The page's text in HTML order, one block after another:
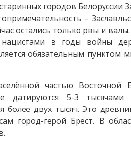
городов Белоруссии
–
остались только рвы и
в годы войны
обязательным пунктом
частью Восточной
датируются 5-3
более двух тысяч. Это
герой Брест. В